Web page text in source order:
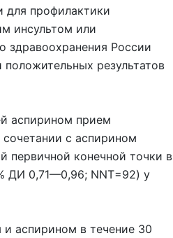
для профилактики
инсультом или
здравоохранения России
результатов
аспирином прием
с аспирином
первичной конечной точки в
ДИ 0,71—0,96; NNT=92) у
аспирином в течение 30